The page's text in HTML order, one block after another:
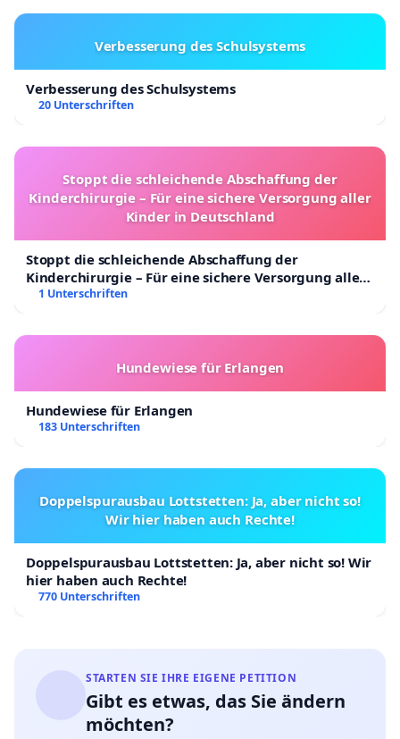
Verbesserung des Schulsystems
Verbesserung des Schulsystems
20 Unterschriften
Stoppt die schleichende Abschaffung der
Kinderchirurgie – Für eine sichere Versorgung aller
Kinder in Deutschland
Stoppt die schleichende Abschaffung der
Kinderchirurgie – Für eine sichere Versorgung aller
Kinder in Deutschland
1 Unterschriften
Hundewiese für Erlangen
Hundewiese für Erlangen
183 Unterschriften
Doppelspurausbau Lottstetten: Ja, aber nicht so!
Wir hier haben auch Rechte!
Doppelspurausbau Lottstetten: Ja, aber nicht so! Wir
hier haben auch Rechte!
770 Unterschriften
STARTEN SIE IHRE EIGENE PETITION
Gibt es etwas, das Sie ändern
möchten?